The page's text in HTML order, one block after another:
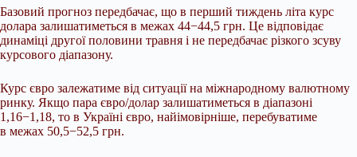
Базовий прогноз передбачає, що в перший тиждень літа курс
долара залишатиметься в межах 44−44,5 грн. Це відповідає
динаміці другої половини травня і не передбачає різкого зсуву
курсового діапазону.
Курс євро залежатиме від ситуації на міжнародному валютному
ринку. Якщо пара євро/долар залишатиметься в діапазоні
1,16−1,18, то в Україні євро, найімовірніше, перебуватиме
в межах 50,5−52,5 грн.